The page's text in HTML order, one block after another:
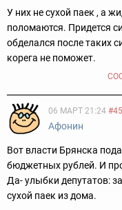
У них не сухой паек , а
поломаются. Придется
обделался после таких
корега не поможет.
06 МАРТ 21:24 #45
Афонин
Вот власти Брянска
бюджетных рублей. И
Да- улыбки депутатов:
сухой паек из дома.